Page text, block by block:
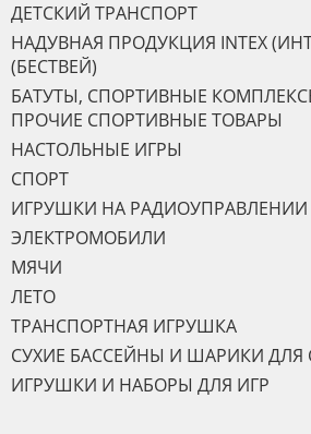
ДЕТСКИЙ ТРАНСПОРТ
НАДУВНАЯ ПРОДУКЦИЯ INTEX
(БЕСТВЕЙ)
БАТУТЫ, СПОРТИВНЫЕ
ПРОЧИЕ СПОРТИВНЫЕ ТОВАРЫ
НАСТОЛЬНЫЕ ИГРЫ
СПОРТ
ИГРУШКИ НА РАДИОУПРАВЛЕНИИ
ЭЛЕКТРОМОБИЛИ
МЯЧИ
ЛЕТО
ТРАНСПОРТНАЯ ИГРУШКА
СУХИЕ БАССЕЙНЫ И ШАРИКИ ДЛЯ
ИГРУШКИ И НАБОРЫ ДЛЯ ИГР